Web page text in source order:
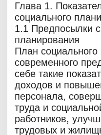
Глава 1.
социального
1.1 Предпосылки
планирования
План социального
современного
себе такие
доходов и
персонала,
труда и
работников,
трудовых и